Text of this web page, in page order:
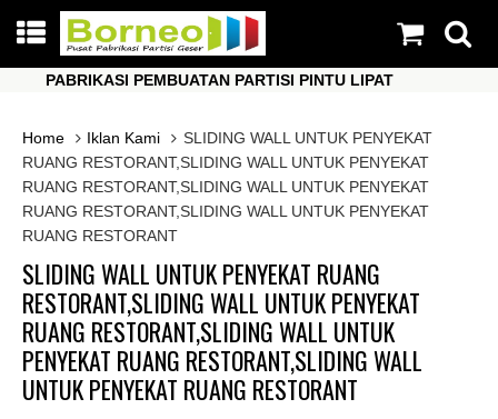
PABRIKASI PEMBUATAN PARTISI PINTU LIPAT
Home
Iklan Kami
SLIDING WALL UNTUK PENYEKAT
RUANG RESTORANT,SLIDING WALL UNTUK PENYEKAT
RUANG RESTORANT,SLIDING WALL UNTUK PENYEKAT
RUANG RESTORANT,SLIDING WALL UNTUK PENYEKAT
RUANG RESTORANT
SLIDING WALL UNTUK PENYEKAT RUANG
RESTORANT,SLIDING WALL UNTUK PENYEKAT
RUANG RESTORANT,SLIDING WALL UNTUK
PENYEKAT RUANG RESTORANT,SLIDING WALL
UNTUK PENYEKAT RUANG RESTORANT